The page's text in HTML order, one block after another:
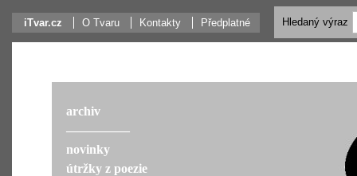
iTvar.cz O Tvaru Kontakty Předplatné
archiv
––––––––––
novinky
útržky z poezie
Hledaný výraz